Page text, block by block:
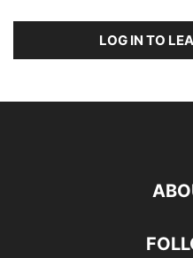
LOG IN TO